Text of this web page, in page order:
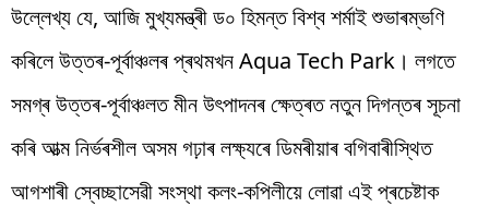
উল্লেখ্য যে, আজি মুখ্যমন্ত্ৰী ড০ হিমন্ত বিশ্ব শৰ্মাই শুভাৰম্ভণি
কৰিলে উত্তৰ-পূৰ্বাঞ্চলৰ প্ৰথমখন Aqua Tech Park। লগতে
সমগ্ৰ উত্তৰ-পূৰ্বাঞ্চলত মীন উৎপাদনৰ ক্ষেত্ৰত নতুন দিগন্তৰ সূচনা
কৰি আত্ম নিৰ্ভৰশীল অসম গঢ়াৰ লক্ষ্যৰে ডিমৰীয়াৰ বগিবাৰীস্থিত
আগশাৰী স্বেচ্ছাসেৱী সংস্থা কলং-কপিলীয়ে লোৱা এই প্ৰচেষ্টাক